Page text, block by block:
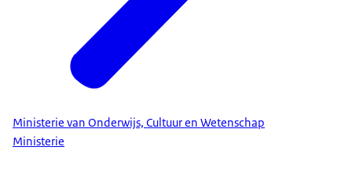
Ministerie van Onderwijs, Cultuur en Wetenschap
Ministerie